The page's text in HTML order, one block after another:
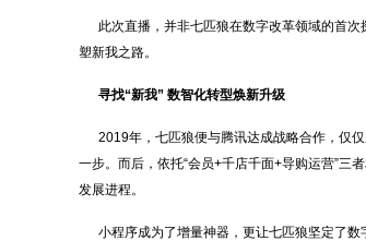
此次直播，并非七匹狼在数字改革领域的首次
塑新我之路。
寻找“新我” 数智化转型焕新升级
2019年，七匹狼便与腾讯达成战略合作，仅仅
一步。而后，依托“会员+千店千面+导购运营”三
发展进程。
小程序成为了增量神器，更让七匹狼坚定了数